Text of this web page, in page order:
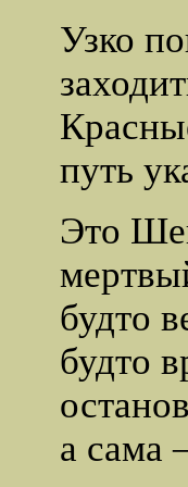
Узко
путь
Это
будто
будто
а сама